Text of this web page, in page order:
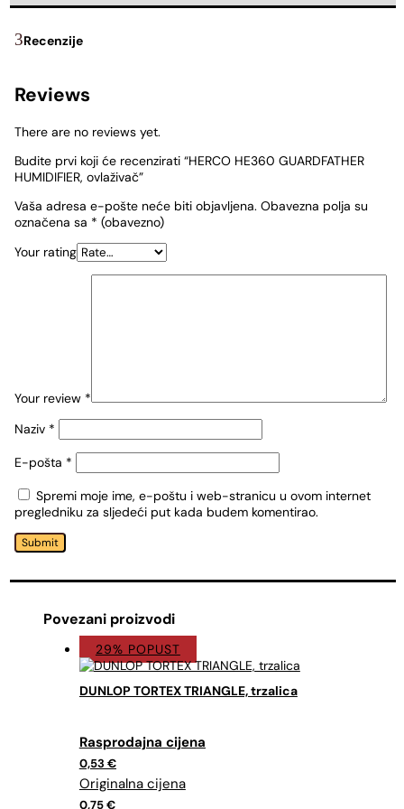
Recenzije
Reviews
There are no reviews yet.
Budite prvi koji će recenzirati “HERCO HE360 GUARDFATHER
HUMIDIFIER, ovlaživač”
Vaša adresa e-pošte neće biti objavljena. Obavezna polja su
označena sa * (obavezno)
Your rating
Your review *
Naziv *
E-pošta *
Spremi moje ime, e-poštu i web-stranicu u ovom internet
pregledniku za sljedeći put kada budem komentirao.
Submit
Povezani proizvodi
29% POPUST
DUNLOP TORTEX TRIANGLE, trzalica
0,75€
Izvorna
cijena
bila
je:
0,75 €.
0,53 €
Trenutna
cijena
je:
0,53 €.